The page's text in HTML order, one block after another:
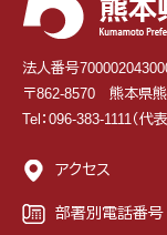
法人番号
〒862-8570 熊本県
Tel：096-383-1111（代表
アクセス
部署別電話番号